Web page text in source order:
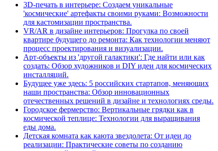
3D-печать в интерьере: Создаем уникальные
'космические' артефакты своими руками: Возможности
для кастомизации пространства.
VR/AR в дизайне интерьеров: Прогулка по своей
квартире будущего до ремонта: Как технологии меняют
процесс проектирования и визуализации.
Арт-объекты из 'другой галактики': Где найти или как
создать: Обзор художников и DIY идеи для космических
инсталляций.
Будущее уже здесь: 5 российских стартапов, меняющих
наши пространства: Обзор инновационных
отечественных решений в дизайне и технологиях среды.
Городское фермерство: Вертикальные грядки как в
космической теплице: Технологии для выращивания
еды дома.
Детская комната как каюта звездолета: От идеи до
реализации: Практические советы по созданию